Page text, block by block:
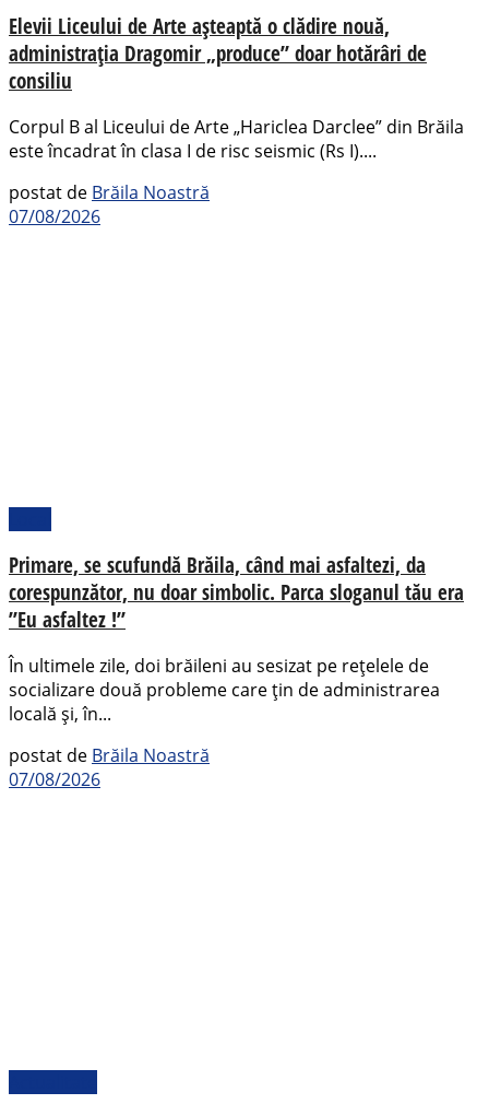
Elevii Liceului de Arte așteaptă o clădire nouă,
administrația Dragomir „produce” doar hotărâri de
consiliu
Corpul B al Liceului de Arte „Hariclea Darclee” din Brăila
este încadrat în clasa I de risc seismic (Rs I)....
postat de Brăila Noastră
07/08/2026
Primare, se scufundă Brăila, când mai asfaltezi, da
corespunzător, nu doar simbolic. Parca sloganul tău era
”Eu asfaltez !”
În ultimele zile, doi brăileni au sesizat pe rețelele de
socializare două probleme care țin de administrarea
locală și, în...
postat de Brăila Noastră
07/08/2026